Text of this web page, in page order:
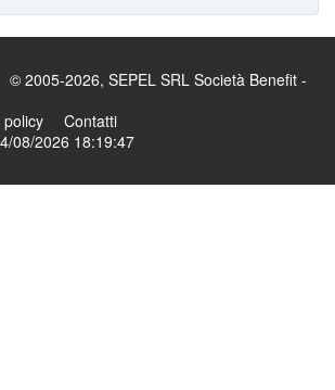
2005-2026, SEPEL SRL Società Benefit -
Contatti
08/2026 18:19:47